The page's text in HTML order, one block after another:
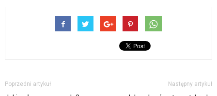
Poprzedni artykuł Następny artykuł